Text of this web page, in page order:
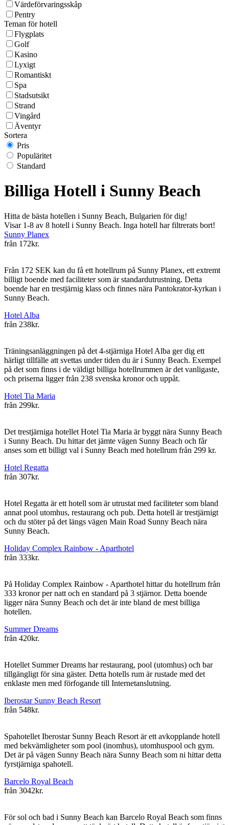
Värdeförvaringsskåp
Pentry
Teman för hotell
Flygplats
Golf
Kasino
Lyxigt
Romantiskt
Spa
Stadsutsikt
Strand
Vingård
Äventyr
Sortera
Pris
Populäritet
Standard
Billiga Hotell i Sunny Beach
Hitta de bästa hotellen i Sunny Beach, Bulgarien för dig!
Visar 1-8 av 8 hotell i Sunny Beach. Inga hotell har filtrerats bort!
Sunny Planex
från 172kr.
Från 172 SEK kan du få ett hotellrum på Sunny Planex, ett extremt
billigt boende med faciliteter som är standardutrustning. Detta
boende har en trestjärnig klass och finnes nära Pantokrator-kyrkan i
Sunny Beach.
Hotel Alba
från 238kr.
Träningsanläggningen på det 4-stjärniga Hotel Alba ger dig ett
härligt tillfälle att svettas under tiden du är i Sunny Beach. Exempel
på det som finns i de väldigt billiga hotellrummen är det vanligaste,
och priserna ligger från 238 svenska kronor och uppåt.
Hotel Tia Maria
från 299kr.
Det trestjärniga hotellet Hotel Tia Maria är byggt nära Sunny Beach
i Sunny Beach. Du hittar det jämte vägen Sunny Beach och får
anses som ett billigt val i Sunny Beach med hotellrum från 299 kr.
Hotel Regatta
från 307kr.
Hotel Regatta är ett hotell som är utrustat med faciliteter som bland
annat pool utomhus, restaurang och pub. Detta hotell är trestjärnigt
och du stöter på det längs vägen Main Road Sunny Beach nära
Sunny Beach.
Holiday Complex Rainbow - Aparthotel
från 333kr.
På Holiday Complex Rainbow - Aparthotel hittar du hotellrum från
333 kronor per natt och en standard på 3 stjärnor. Detta boende
ligger nära Sunny Beach och det är inte bland de mest billiga
hotellen.
Summer Dreams
från 420kr.
Hotellet Summer Dreams har restaurang, pool (utomhus) och bar
tillgängligt för sina gäster. Detta hotells rum är rustade med det
enklaste men med förfogande till Internetanslutning.
Iberostar Sunny Beach Resort
från 548kr.
Spahotellet Iberostar Sunny Beach Resort är ett avkopplande hotell
med bekvämligheter som pool (inomhus), utomhuspool och gym.
Det är på vägen Sunny Beach nära Sunny Beach som ni hittar detta
fyrstjärniga spahotell.
Barcelo Royal Beach
från 3042kr.
För sol och bad i Sunny Beach kan Barcelo Royal Beach som finns